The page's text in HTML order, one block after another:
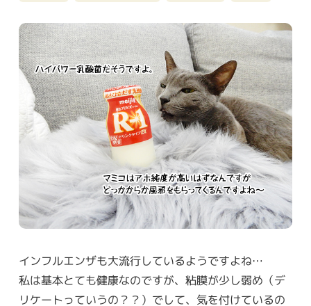
インフルエンザも大流行しているようですよね…
私は基本とても健康なのですが、粘膜が少し弱め（デ
リケートっていうの？？）でして、気を付けているの